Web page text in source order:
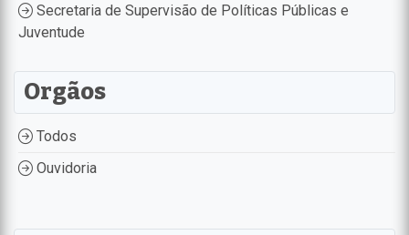
Secretaria de Supervisão de Políticas Públicas e
Juventude
Orgãos
Todos
Ouvidoria